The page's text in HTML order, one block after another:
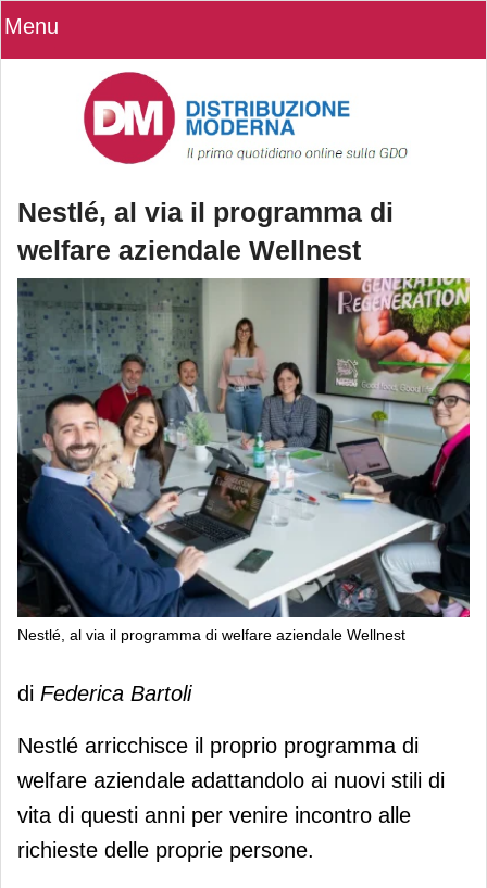
Menu
Nestlé, al via il programma di
welfare aziendale Wellnest
Nestlé, al via il programma di welfare aziendale Wellnest
Nestlé, al via il programma di welfare
aziendale Wellnest
di Federica Bartoli
Nestlé arricchisce il proprio programma di
welfare aziendale adattandolo ai nuovi stili di
vita di questi anni per venire incontro alle
richieste delle proprie persone.